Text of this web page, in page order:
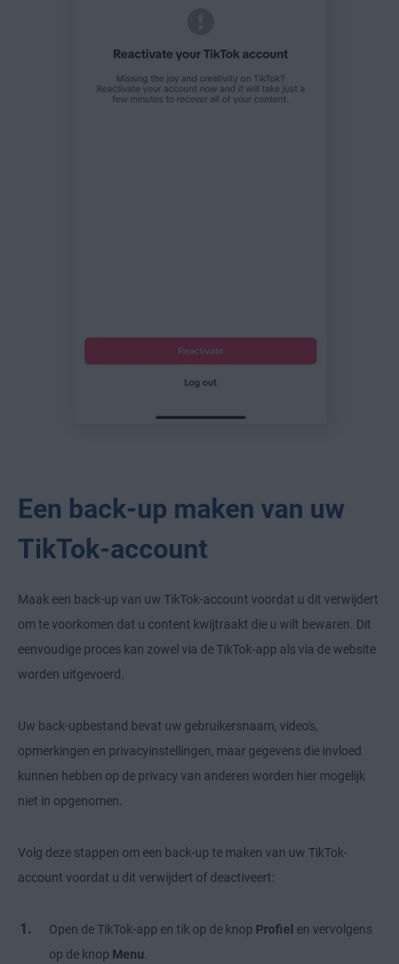
Een back-up maken van uw
TikTok-account
Maak een back-up van uw TikTok-account voordat u dit verwijdert
om te voorkomen dat u content kwijtraakt die u wilt bewaren. Dit
eenvoudige proces kan zowel via de TikTok-app als via de website
worden uitgevoerd.
Uw back-upbestand bevat uw gebruikersnaam, video's,
opmerkingen en privacyinstellingen, maar gegevens die invloed
kunnen hebben op de privacy van anderen worden hier mogelijk
niet in opgenomen.
Volg deze stappen om een back-up te maken van uw TikTok-
account voordat u dit verwijdert of deactiveert:
Open de TikTok-app en tik op de knop Profiel en vervolgens
op de knop Menu.